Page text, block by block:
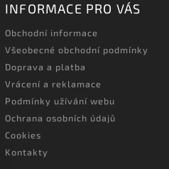
INFORMACE PRO VÁS
Obchodní informace
Všeobecné obchodní podmínky
Doprava a platba
Vrácení a reklamace
Podmínky užívání webu
Ochrana osobních údajů
Cookies
Kontakty